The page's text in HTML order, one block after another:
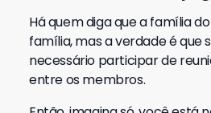
Há quem diga que a família
família, mas a verdade é que
necessário participar de
entre os membros.